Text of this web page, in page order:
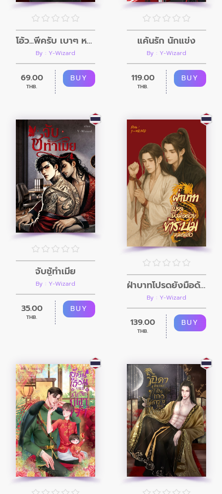
โอ้ว...พี่ครับ เบาๆ หน่อย
By : Y-Wizard
69.00
THB.
BUY
แค้นรัก นักแข่ง
By : Y-Wizard
119.00
THB.
BUY
จับชู้ทำเมีย
By : Y-Wizard
35.00
THB.
BUY
ฝ่าบาทโปรดยั้งมือด้วย ข้าระบมหมดแล้ว
By : Y-Wizard
139.00
THB.
BUY